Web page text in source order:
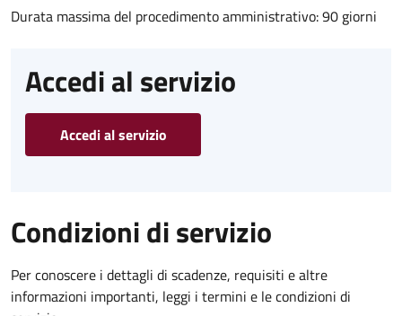
Durata massima del procedimento amministrativo: 90 giorni
Accedi al servizio
Accedi al servizio
Condizioni di servizio
Per conoscere i dettagli di scadenze, requisiti e altre
informazioni importanti, leggi i termini e le condizioni di